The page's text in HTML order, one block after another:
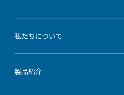
私たちについて
製品紹介